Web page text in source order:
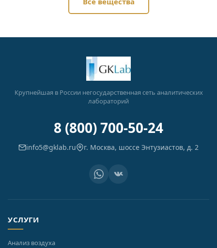
Крупнейшая в России негосударственная сеть аналитических
лабораторий
8 (800) 700-50-24
info5@gklab.ru г. Москва, шоссе Энтузиастов, д. 2
УСЛУГИ
Анализ воздуха